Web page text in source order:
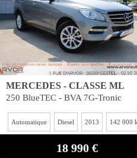
MERCEDES - CLASSE ML
250 BlueTEC - BVA 7G-Tronic
Automatique Diesel 2013 142 000
18 990 €